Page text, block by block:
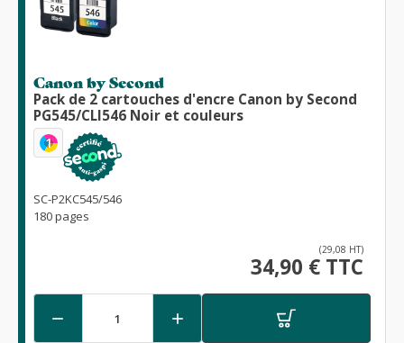
Canon by Second
Pack de 2 cartouches d'encre Canon by Second
PG545/CLI546 Noir et couleurs
1
SC-P2KC545/546
180 pages
(29,08 HT)
34,90 € TTC
 